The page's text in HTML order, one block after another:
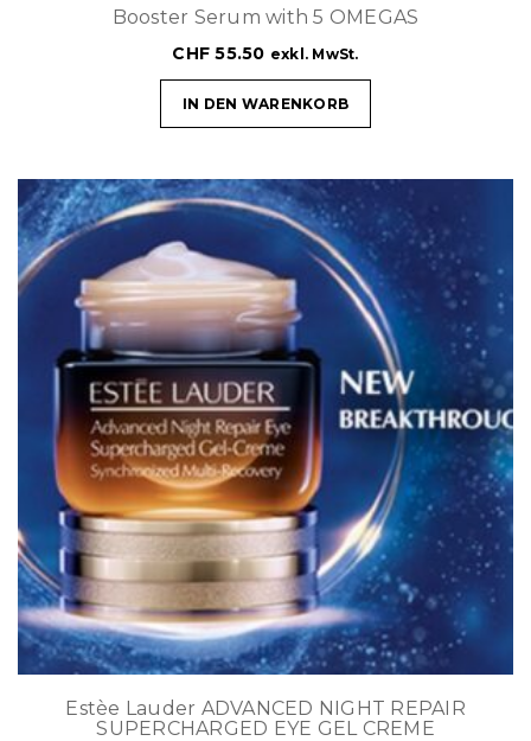
Booster Serum with 5 OMEGAS
CHF 55.50 exkl. MwSt.
IN DEN WARENKORB
Estèe Lauder ADVANCED NIGHT REPAIR
SUPERCHARGED EYE GEL CREME